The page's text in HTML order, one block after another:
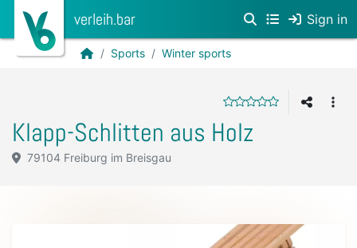
verleih.bar Sign in
Sports Winter sports
Klapp-Schlitten aus Holz
79104 Freiburg im Breisgau